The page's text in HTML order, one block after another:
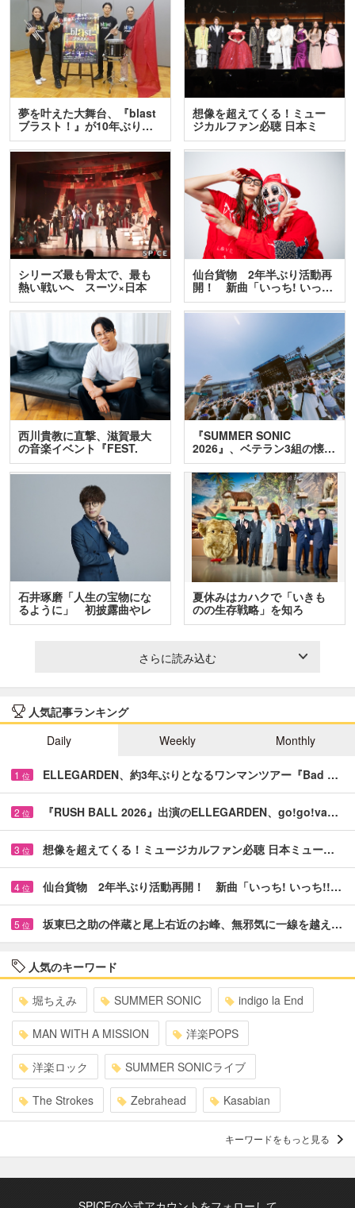
夢を叶えた大舞台、『blast
ブラスト！』が10年ぶり…
想像を超えてくる！ミュー
ジカルファン必聴 日本ミ
ュ…
シリーズ最も骨太で、最も
熱い戦いへ スーツ×日本
刀…
仙台貨物 2年半ぶり活動再
開！ 新曲「いっち! いっ…
西川貴教に直撃、滋賀最大
の音楽イベント『FEST.
INA…
『SUMMER SONIC
2026』、ベテラン3組の懐…
石井琢磨「人生の宝物にな
るように」 初披露曲やレ
ア…
夏休みはカハクで「いきも
のの生存戦略」を知ろ
う！ …
さらに読み込む
人気記事ランキング
Daily
Weekly Monthly
1 位 ELLEGARDEN、約3年ぶりとなるワンマンツアー『Bad …
2 位 『RUSH BALL 2026』出演のELLEGARDEN、go!go!va…
3 位 想像を超えてくる！ミュージカルファン必聴 日本ミュー…
4 位 仙台貨物 2年半ぶり活動再開！ 新曲「いっち! いっち!!…
5 位 坂東巳之助の伴蔵と尾上右近のお峰、無邪気に一線を越え…
人気のキーワード
堀ちえみ SUMMER SONIC indigo la End
MAN WITH A MISSION 洋楽POPS
洋楽ロック SUMMER SONICライブ
The Strokes Zebrahead Kasabian
キーワードをもっと見る